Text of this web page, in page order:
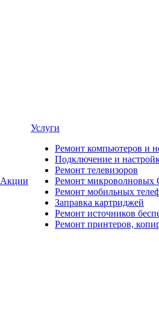
Акции
Услуги
Ремонт компьютеров и
Подключение и
Ремонт телевизоров
Ремонт микроволновых
Ремонт мобильных
Заправка картриджей
Ремонт источников
Ремонт принтеров,